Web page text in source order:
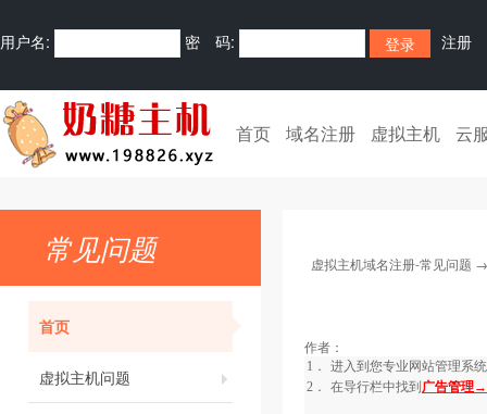
用户名: 密 码: 注册
首页 域名注册 虚拟主机 云
常见问题
首页
虚拟主机问题
虚拟主机域名注册-常见问题
作者：
1．
进入到您专业网站管理系
2．
在导行栏中找到 广告管理